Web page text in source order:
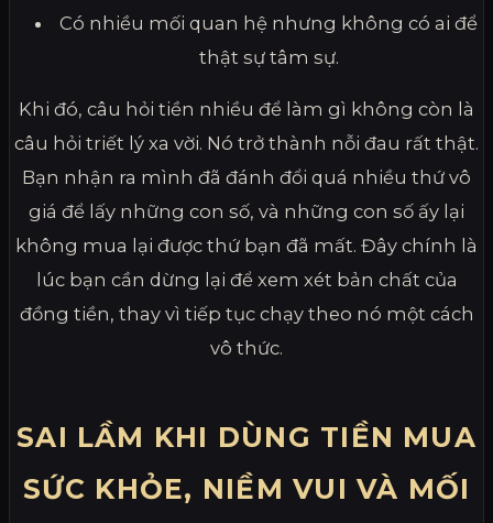
Có nhiều mối quan hệ nhưng không có ai để
thật sự tâm sự.
Khi đó, câu hỏi tiền nhiều để làm gì không còn là
câu hỏi triết lý xa vời. Nó trở thành nỗi đau rất thật.
Bạn nhận ra mình đã đánh đổi quá nhiều thứ vô
giá để lấy những con số, và những con số ấy lại
không mua lại được thứ bạn đã mất. Đây chính là
lúc bạn cần dừng lại để xem xét bản chất của
đồng tiền, thay vì tiếp tục chạy theo nó một cách
vô thức.
SAI LẦM KHI DÙNG TIỀN MUA
SỨC KHỎE, NIỀM VUI VÀ MỐI